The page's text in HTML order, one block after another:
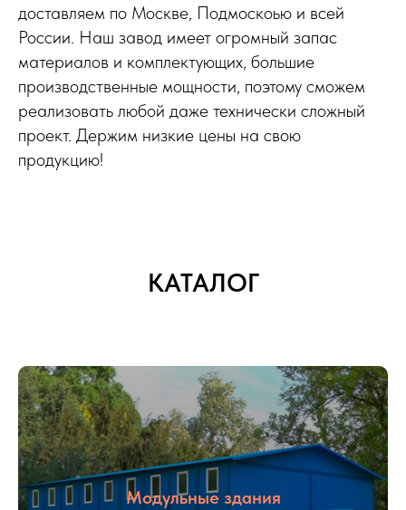
доставляем по Москве, Подмоскоью и всей
России. Наш завод имеет огромный запас
материалов и комплектующих, большие
производственные мощности, поэтому сможем
реализовать любой даже технически сложный
проект. Держим низкие цены на свою
продукцию!
КАТАЛОГ
Модульные здания